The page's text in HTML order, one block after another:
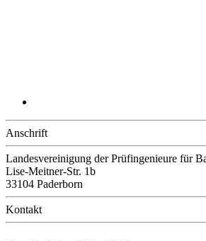
Anschrift
Landesvereinigung der Prüfingenieure für
Lise-Meitner-Str. 1b
33104 Paderborn
Kontakt